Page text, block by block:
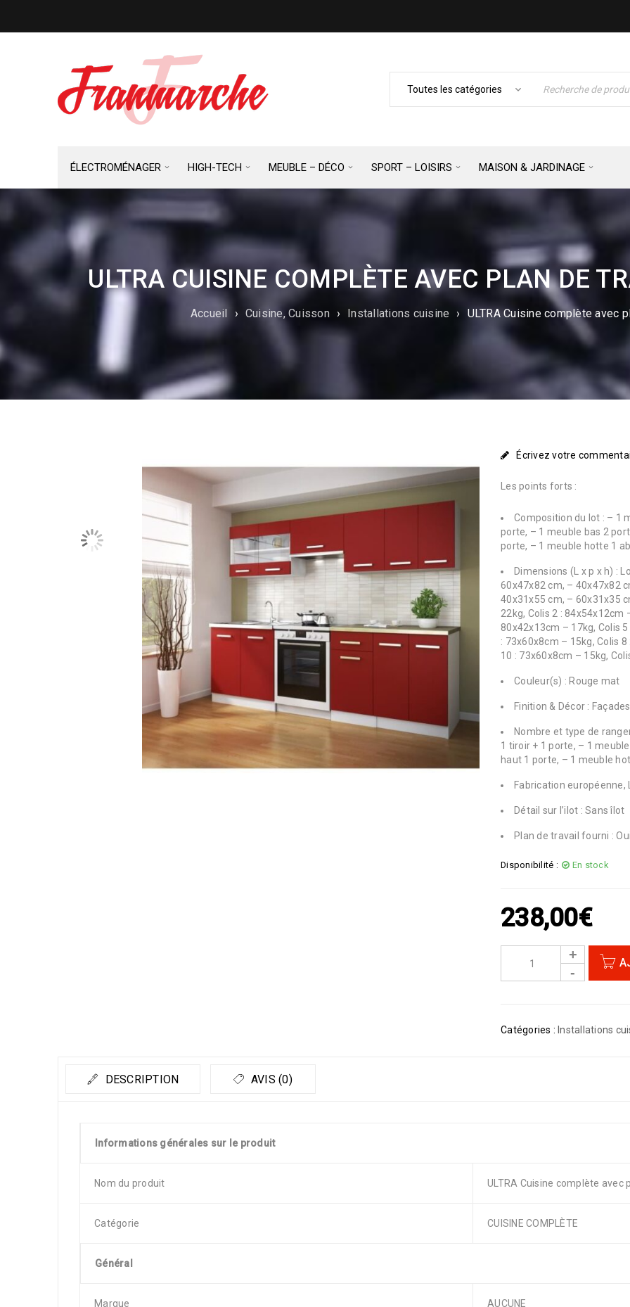
ÉLECTROMÉNAGER HIGH-TECH MEUBLE – DÉCO SPORT – LOISIRS MAISON & JARDINAGE
ULTRA CUISINE COMPLÈTE AVEC PLAN DE
Accueil › Cuisine, Cuisson › Installations cuisine › ULTRA Cuisine complète avec
Écrivez votre
Les points forts :
Composition du lot : – 1
porte, – 1 meuble bas 2
porte, – 1 meuble hotte 1
Dimensions (L x p x h) :
60x47x82 cm, – 40x47x82
40x31x55 cm, – 60x31x35
22kg, Colis 2 : 84x54x12cm
80x42x13cm – 17kg, Colis
: 73x60x8cm – 15kg, Colis
10 : 73x60x8cm – 15kg,
Couleur(s) : Rouge mat
Finition & Décor :
Nombre et type de
1 tiroir + 1 porte, – 1
haut 1 porte, – 1 meuble
Fabrication
Détail sur l’ilot : Sans îlot
Plan de travail fourni :
Disponibilité : En stock
238,00€
Catégories : Installations
DESCRIPTION AVIS (0)
Informations générales sur le produit
Nom du produit ULTRA Cuisine complète avec
Catégorie CUISINE COMPLÈTE
Général
Marque AUCUNE